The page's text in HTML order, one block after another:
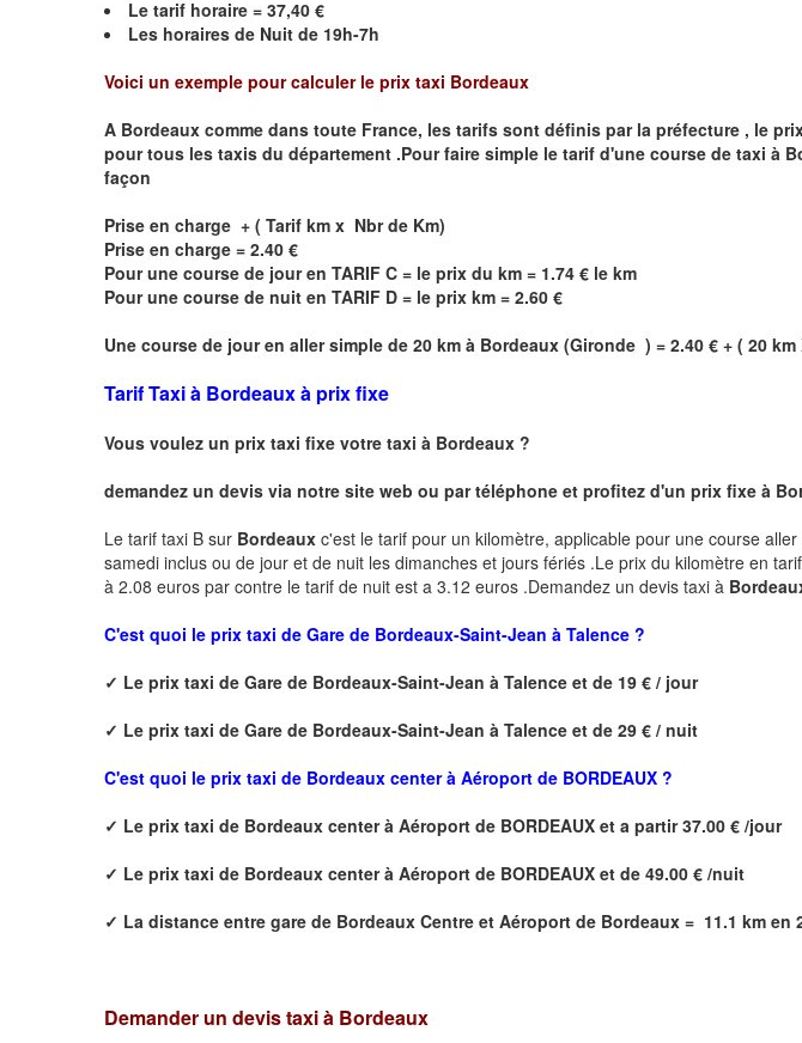
Le tarif horaire = 37,40 €
Les horaires de Nuit de 19h-7h
Voici un exemple pour calculer le prix taxi Bordeaux
A Bordeaux comme dans toute France, les tarifs sont définis par la préfecture , le
pour tous les taxis du département .Pour faire simple le tarif d'une course de taxi à
façon
Prise en charge + ( Tarif km x Nbr de Km)
Prise en charge = 2.40 €
Pour une course de jour en TARIF C = le prix du km = 1.74 € le km
Pour une course de nuit en TARIF D = le prix km = 2.60 €
Une course de jour en aller simple de 20 km à Bordeaux (Gironde ) = 2.40 € + ( 20
Tarif Taxi à Bordeaux à prix fixe
Vous voulez un prix taxi fixe votre taxi à Bordeaux ?
demandez un devis via notre site web ou par téléphone et profitez d'un prix fixe à
Le tarif taxi B sur Bordeaux c'est le tarif pour un kilomètre, applicable pour une course
samedi inclus ou de jour et de nuit les dimanches et jours fériés .Le prix du kilomètre en
à 2.08 euros par contre le tarif de nuit est a 3.12 euros .Demandez un devis taxi à
C'est quoi le prix taxi de Gare de Bordeaux-Saint-Jean à Talence ?
✓ Le prix taxi de Gare de Bordeaux-Saint-Jean à Talence et de 19 € / jour
✓ Le prix taxi de Gare de Bordeaux-Saint-Jean à Talence et de 29 € / nuit
C'est quoi le prix taxi de Bordeaux center à Aéroport de BORDEAUX ?
✓ Le prix taxi de Bordeaux center à Aéroport de BORDEAUX et a partir 37.00 € /jour
✓ Le prix taxi de Bordeaux center à Aéroport de BORDEAUX et de 49.00 € /nuit
✓ La distance entre gare de Bordeaux Centre et Aéroport de Bordeaux = 11.1 km en
Demander un devis taxi à Bordeaux